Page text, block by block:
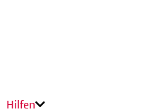
Hilfen